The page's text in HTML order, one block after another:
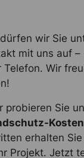
wir Sie
mit uns auf
Telefon. Wir
probieren Sie
erhalten
Projekt. Jetzt